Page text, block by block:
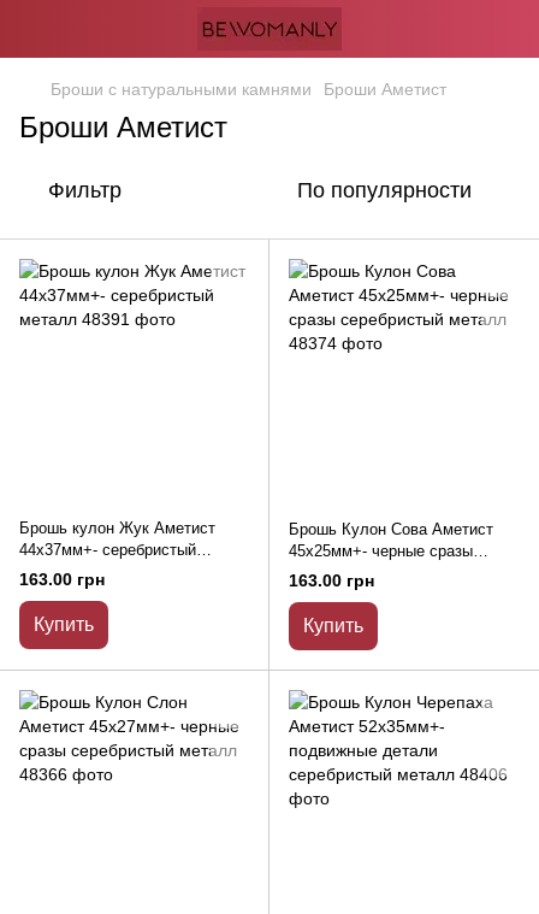
Броши с натуральными камнями Броши Аметист
Броши Аметист
Фильтр По популярности
Брошь кулон Жук Аметист
44х37мм+- серебристый
металл
163.00 грн
Купить
Брошь Кулон Сова Аметист
45х25мм+- черные сразы
серебристый металл
163.00 грн
Купить